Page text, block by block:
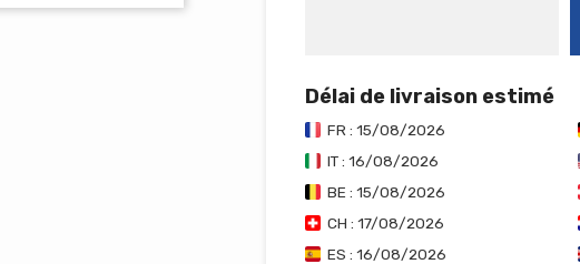
Délai de livraison estimé
FR : 15/08/2026
IT : 16/08/2026
BE : 15/08/2026
CH : 17/08/2026
ES : 16/08/2026